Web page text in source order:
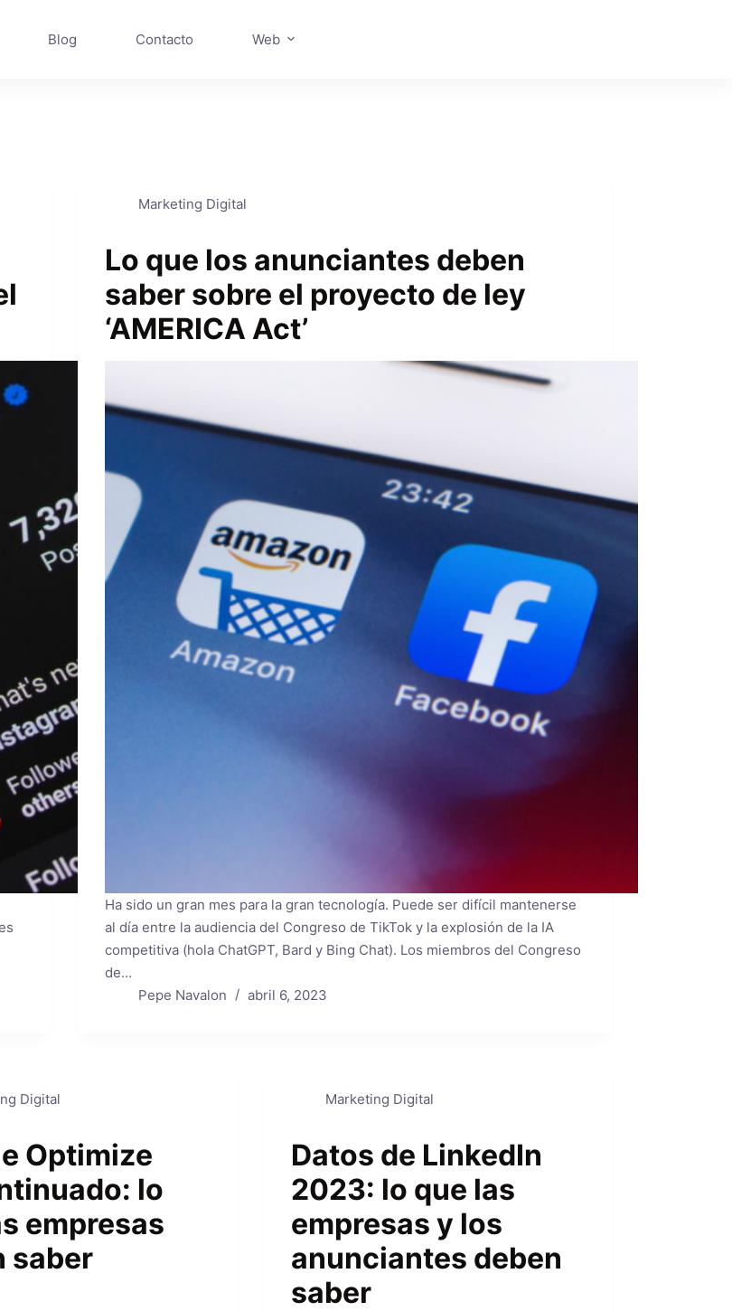
Blog Contacto Web
Marketing Digital
Lo que los anunciantes deben
saber sobre el proyecto de ley
‘AMERICA Act’
Ha sido un gran mes para la gran tecnología. Puede ser difícil mantenerse
al día entre la audiencia del Congreso de TikTok y la explosión de la IA
competitiva (hola ChatGPT, Bard y Bing Chat). Los miembros del Congreso
de…
Pepe Navalon
abril 6, 2023
Digital
Optimize
lo
empresas
saber
Marketing Digital
Datos de LinkedIn
2023: lo que las
empresas y los
anunciantes deben
saber